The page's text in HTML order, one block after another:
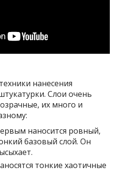
нанесения
Слои очень
их много и
наносится ровный,
базовый слой. Он
тонкие хаотичные